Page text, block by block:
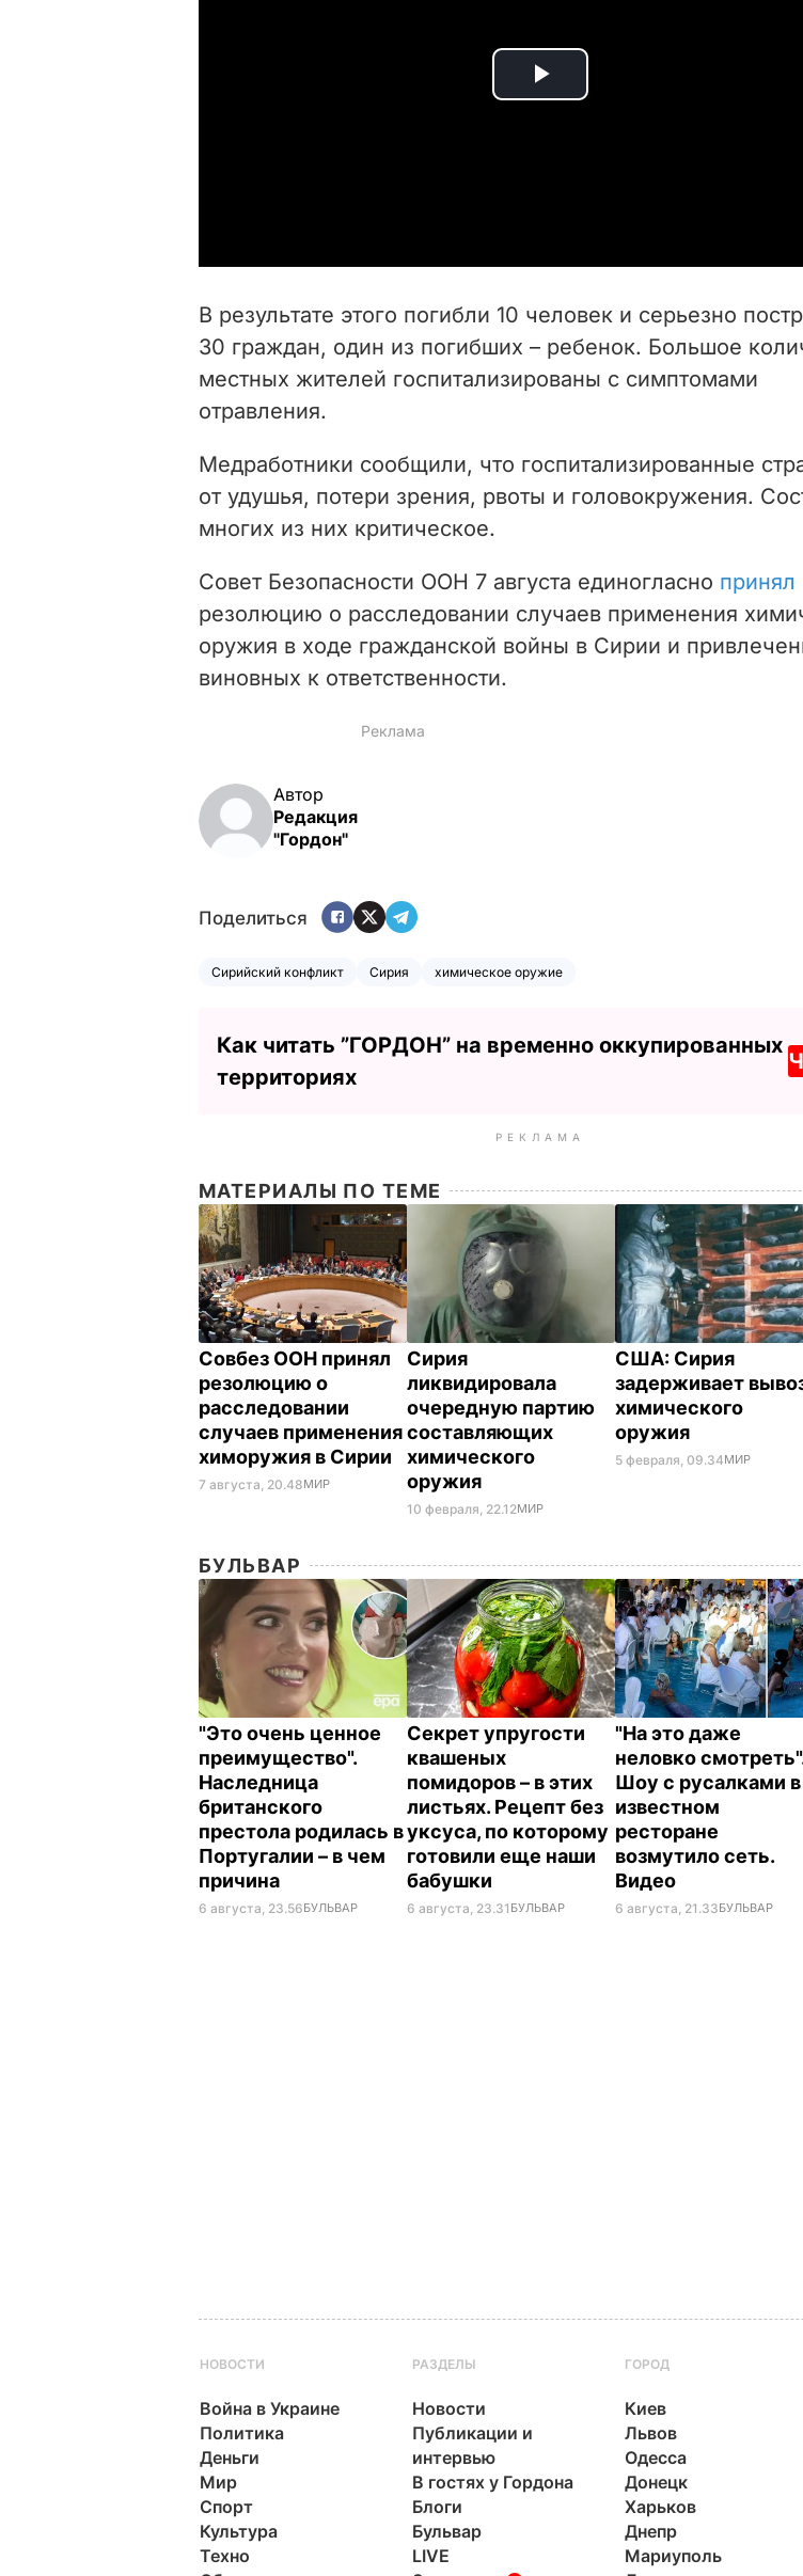
P
d
o
В результате этого погибли 10 человек и серьезно
30 граждан, один из погибших – ребенок. Большое
местных жителей госпитализированы с симптомами
отравления.
Медработники сообщили, что госпитализированные
от удушья, потери зрения, рвоты и головокружения.
многих из них критическое.
Совет Безопасности ООН 7 августа единогласно принял
резолюцию о расследовании случаев применения
оружия в ходе гражданской войны в Сирии и
виновных к ответственности.
Автор
Редакция
"Гордон"
Поделиться
Сирийский конфликт Сирия химическое оружие
Как читать ”ГОРДОН” на временно оккупированных
территориях
РЕКЛАМА
МАТЕРИАЛЫ ПО ТЕМЕ
Совбез ООН принял
резолюцию о
расследовании
случаев применения
химоружия в Сирии
7 августа, 20.48МИР
Сирия
ликвидировала
очередную партию
составляющих
химического
оружия
10 февраля, 22.12МИР
США: Сирия
задерживает
химического
оружия
5 февраля, 09.34МИР
БУЛЬВАР
"Это очень ценное
преимущество".
Наследница
британского
престола родилась в
Португалии – в чем
причина
6 августа, 23.56БУЛЬВАР
Секрет упругости
квашеных
помидоров – в этих
листьях. Рецепт без
уксуса, по которому
готовили еще наши
бабушки
6 августа, 23.31 БУЛЬВАР
"На это даже
неловко
Шоу с русалками в
известном
ресторане
возмутило сеть.
Видео
6 августа, 21.33БУЛЬВАР
НОВОСТИ
Война в Украине
Политика
Деньги
Мир
Спорт
Культура
Техно
РАЗДЕЛЫ
Новости
Публикации и
интервью
В гостях у Гордона
Блоги
Бульвар
LIVE
ГОРОД
Киев
Львов
Одесса
Донецк
Харьков
Днепр
Мариуполь